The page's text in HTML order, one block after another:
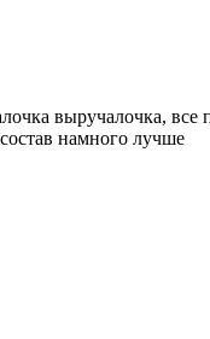
выручалочка, все
намного лучше